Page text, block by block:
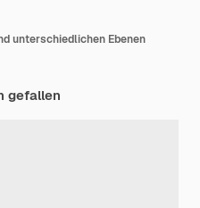
unterschiedlichen Ebenen
gefallen